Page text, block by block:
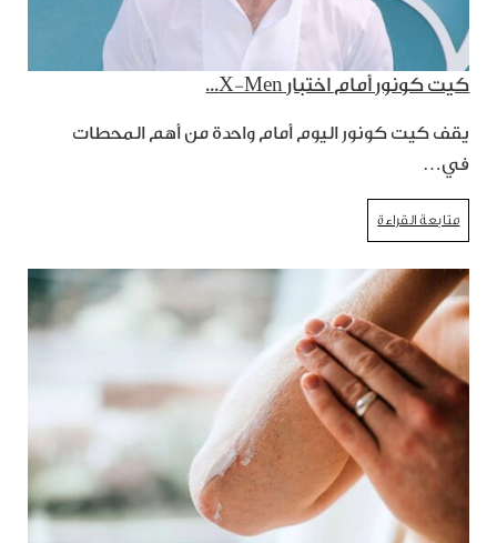
كيت كونور أمام اختبار X-Men...
يقف كيت كونور اليوم أمام واحدة من أهم المحطات
في…
متابعة القراءة